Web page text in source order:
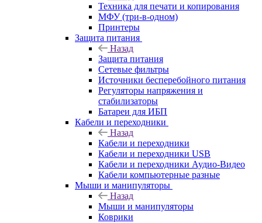
Техника для печати и копирования
МФУ (три-в-одном)
Принтеры
Защита питания
Назад
Защита питания
Сетевые фильтры
Источники бесперебойного питания
Регуляторы напряжения и
стабилизаторы
Батареи для ИБП
Кабели и переходники
Назад
Кабели и переходники
Кабели и переходники USB
Кабели и переходники Аудио-Видео
Кабели компьютерные разные
Мыши и манипуляторы
Назад
Мыши и манипуляторы
Коврики